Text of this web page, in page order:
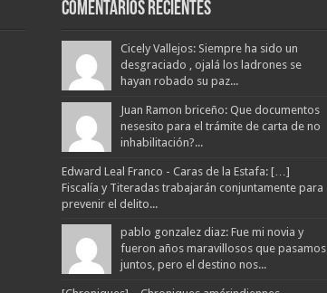
Comentarios Recientes
Cicely Vallejos: Siempre ha sido un
desgraciado , ojalá los ladrones se
hayan robado su paz...
Juan Ramon briceño: Que documentos
nesesito para el trámite de carta de no
inhabilitación?...
Edward Leal Franco - Caras de la Estafa: […]
Fiscalía y Titeradas trabajarán conjuntamente para
prevenir el delito...
pablo gonzalez diaz: Fue mi novia y
fueron años maravillosos que pasamos
juntos, pero el destino nos...